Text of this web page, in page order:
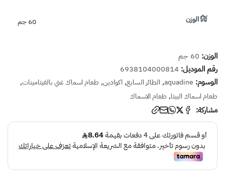
الوزن 60 جم
الوزن: 60 جم
رقم الموديل: 6938104000814
الوسوم: aquadine
, الطائر السابع, اكوادين, طعام اسماك غني بالفيتامينات,
طعام اسماك البيتا, طعام الاسماك
مشاركة: